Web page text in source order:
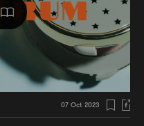
07 Oct 2023